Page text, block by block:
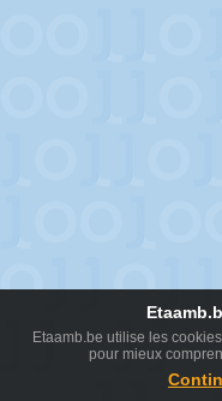
Etaamb.be utilise les
pour mieux